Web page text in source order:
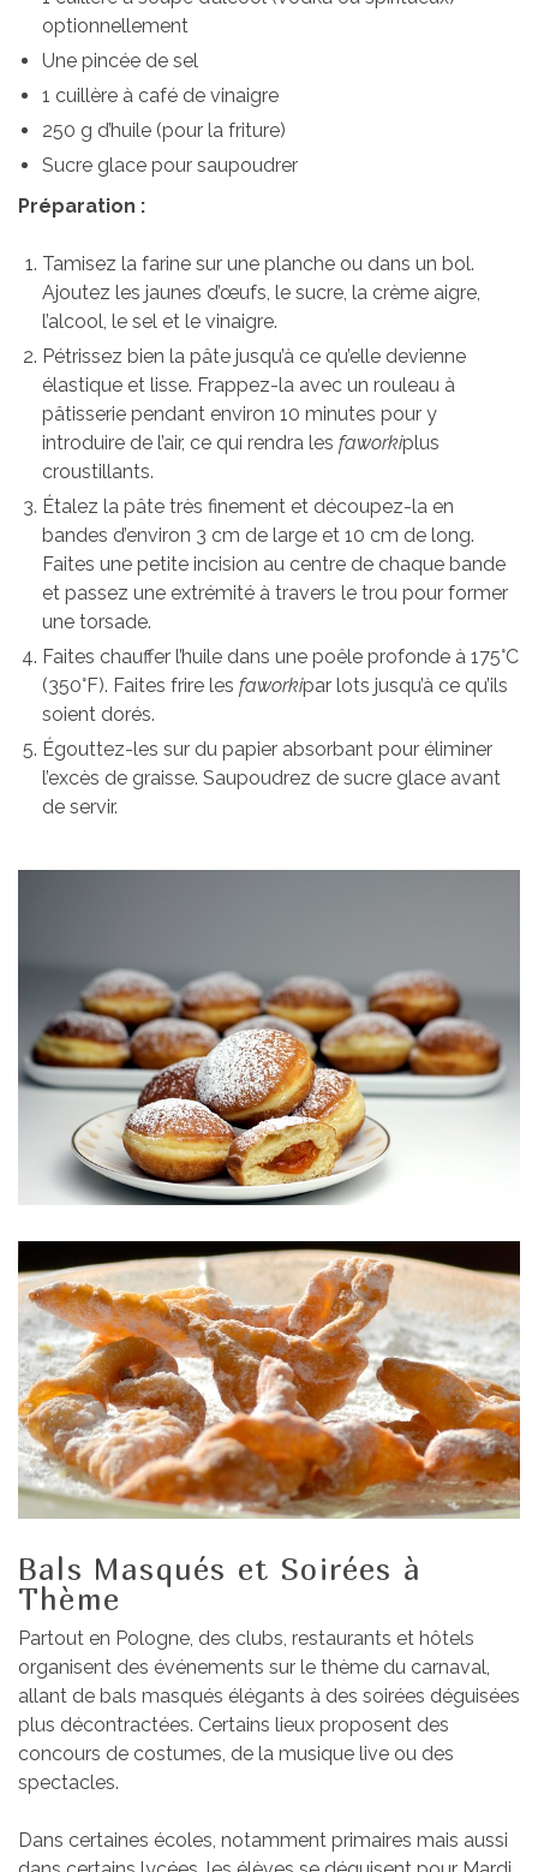
optionnellement
Une pincée de sel
1 cuillère à café de vinaigre
250 g d’huile (pour la friture)
Sucre glace pour saupoudrer
Préparation :
Tamisez la farine sur une planche ou dans un bol.
Ajoutez les jaunes d’œufs, le sucre, la crème aigre,
l’alcool, le sel et le vinaigre.
Pétrissez bien la pâte jusqu’à ce qu’elle devienne
élastique et lisse. Frappez-la avec un rouleau à
pâtisserie pendant environ 10 minutes pour y
introduire de l’air, ce qui rendra les faworkiplus
croustillants.
Étalez la pâte très finement et découpez-la en
bandes d’environ 3 cm de large et 10 cm de long.
Faites une petite incision au centre de chaque bande
et passez une extrémité à travers le trou pour former
une torsade.
Faites chauffer l’huile dans une poêle profonde à 175°C
(350°F). Faites frire les faworkipar lots jusqu’à ce qu’ils
soient dorés.
Égouttez-les sur du papier absorbant pour éliminer
l’excès de graisse. Saupoudrez de sucre glace avant
de servir.
Bals Masqués et Soirées à
Thème
Partout en Pologne, des clubs, restaurants et hôtels
organisent des événements sur le thème du carnaval,
allant de bals masqués élégants à des soirées déguisées
plus décontractées. Certains lieux proposent des
concours de costumes, de la musique live ou des
spectacles.
Dans certaines écoles, notamment primaires mais aussi